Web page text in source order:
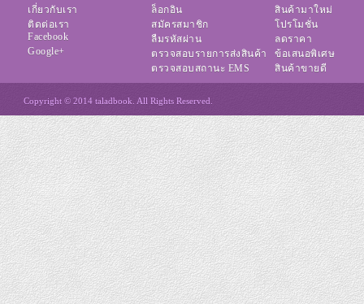
เกี่ยวกับเรา
ติดต่อเรา
Facebook
Google+
ล็อกอิน
สมัครสมาชิก
ลืมรหัสผ่าน
ตรวจสอบรายการส่งสินค้า
ตรวจสอบสถานะ EMS
สินค้ามาใหม่
โปรโมชั่น
ลดราคา
ข้อเสนอพิเศษ
สินค้าขายดี
Copyright © 2014 taladbook. All Rights Reserved.